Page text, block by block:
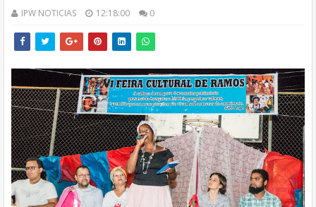
IPW NOTICIAS 12:18:00 0